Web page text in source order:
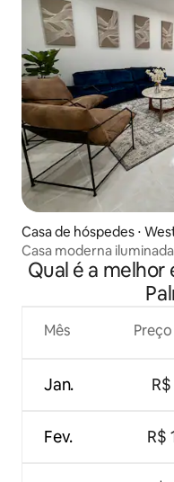
Casa de hóspedes ⋅
Casa moderna
Qual é a
Mês
Jan.
Fev. R$